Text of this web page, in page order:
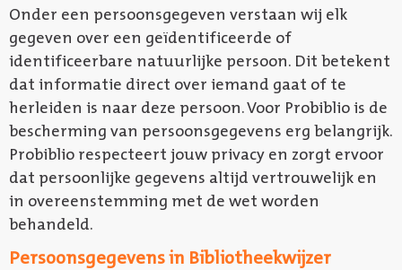
Onder een persoonsgegeven verstaan wij elk
gegeven over een geïdentificeerde of
identificeerbare natuurlijke persoon. Dit betekent
dat informatie direct over iemand gaat of te
herleiden is naar deze persoon. Voor Probiblio is de
bescherming van persoonsgegevens erg belangrijk.
Probiblio respecteert jouw privacy en zorgt ervoor
dat persoonlijke gegevens altijd vertrouwelijk en
in overeenstemming met de wet worden
behandeld.
Persoonsgegevens in Bibliotheekwijzer